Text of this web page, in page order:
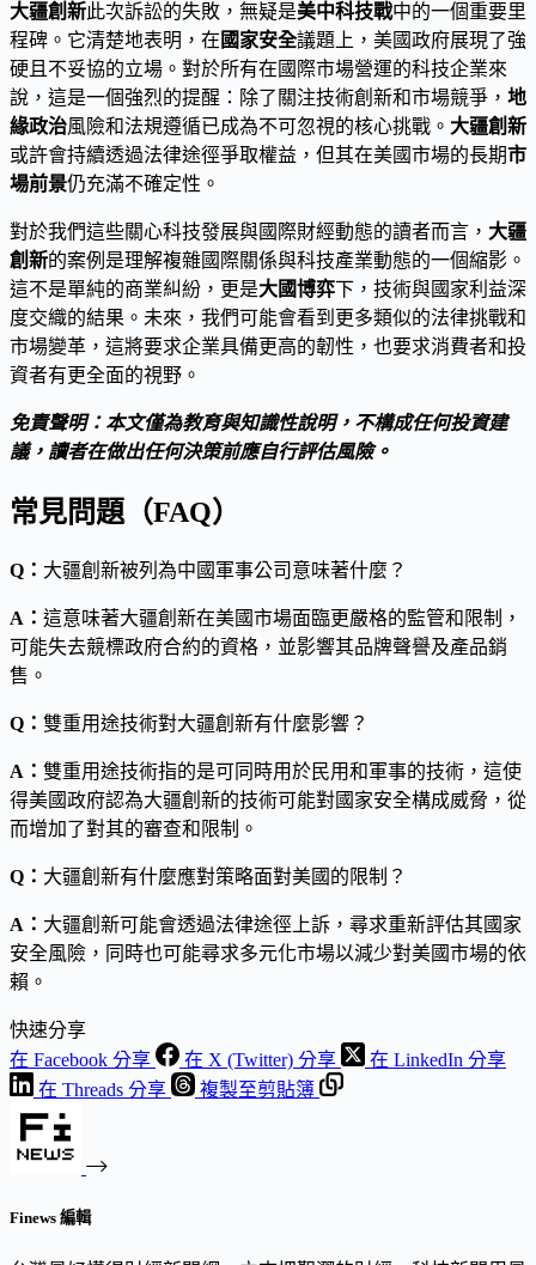
大疆創新此次訴訟的失敗，無疑是美中科技戰中的一個重要里
程碑。它清楚地表明，在 國家安全議題上，美國政府展現了強
硬且不妥協的立場。對於所有在國際市場營運的科技企業來
說，這是一個強烈的提醒：除了關注技術創新和市場競爭， 地
緣政治風險和法規遵循已成為不可忽視的核心挑戰。 大疆創新
或許會持續透過法律途徑爭取權益，但其在美國市場的長期市
場前景仍充滿不確定性。
對於我們這些關心科技發展與國際財經動態的讀者而言， 大疆
創新的案例是理解複雜國際關係與科技產業動態的一個縮影。
這不是單純的商業糾紛，更是大國博弈下，技術與國家利益深
度交織的結果。未來，我們可能會看到更多類似的法律挑戰和
市場變革，這將要求企業具備更高的韌性，也要求消費者和投
資者有更全面的視野。
免責聲明：本文僅為教育與知識性說明，不構成任何投資建
議，讀者在做出任何決策前應自行評估風險。
常見問題（FAQ）
Q： 大疆創新被列為中國軍事公司意味著什麼？
A： 這意味著大疆創新在美國市場面臨更嚴格的監管和限制，
可能失去競標政府合約的資格，並影響其品牌聲譽及產品銷
售。
Q： 雙重用途技術對大疆創新有什麼影響？
A： 雙重用途技術指的是可同時用於民用和軍事的技術，這使
得美國政府認為大疆創新的技術可能對國家安全構成威脅，從
而增加了對其的審查和限制。
Q： 大疆創新有什麼應對策略面對美國的限制？
A： 大疆創新可能會透過法律途徑上訴，尋求重新評估其國家
安全風險，同時也可能尋求多元化市場以減少對美國市場的依
賴。
快速分享
在 Facebook 分享
在 X (Twitter) 分享
在 LinkedIn 分享
在 Threads 分享
複製至剪貼簿
Finews 編輯